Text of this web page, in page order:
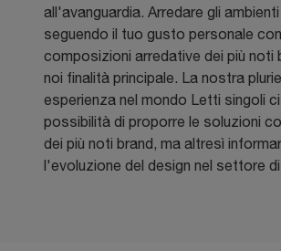
all'avanguardia. Arredare gli
seguendo il tuo gusto personale con
composizioni arredative dei più noti
noi finalità principale. La nostra
esperienza nel mondo Letti singoli
possibilità di proporre le soluzioni
dei più noti brand, ma altresì
l'evoluzione del design nel settore